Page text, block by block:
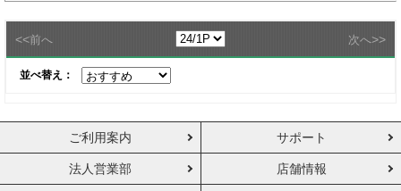
<<前へ 次へ>>
並べ替え：
ご利用案内 サポート
法人営業部 店舗情報